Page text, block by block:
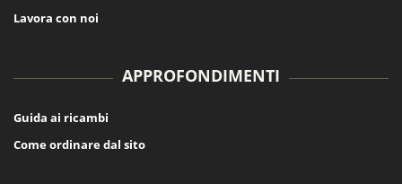
Lavora con noi
APPROFONDIMENTI
Guida ai ricambi
Come ordinare dal sito